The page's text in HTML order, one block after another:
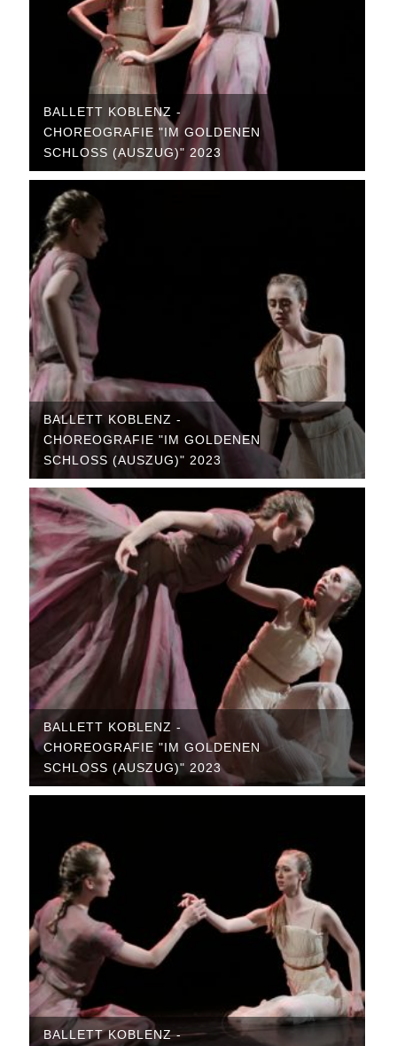
BALLETT KOBLENZ -
CHOREOGRAFIE "IM GOLDENEN
SCHLOSS (AUSZUG)" 2023
BALLETT KOBLENZ -
CHOREOGRAFIE "IM GOLDENEN
SCHLOSS (AUSZUG)" 2023
BALLETT KOBLENZ -
CHOREOGRAFIE "IM GOLDENEN
SCHLOSS (AUSZUG)" 2023
BALLETT KOBLENZ -